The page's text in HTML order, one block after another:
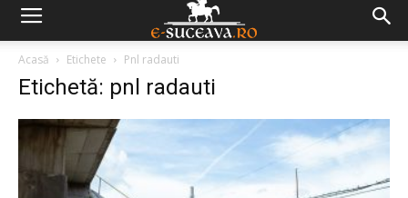
Acasă Etichete Pnl radauti
Etichetă: pnl radauti